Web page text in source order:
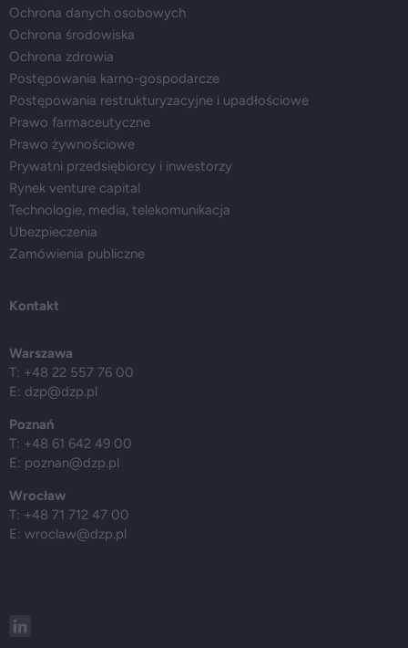
Ochrona danych osobowych
Ochrona środowiska
Ochrona zdrowia
Postępowania karno-gospodarcze
Postępowania restrukturyzacyjne i upadłościowe
Prawo farmaceutyczne
Prawo żywnościowe
Prywatni przedsiębiorcy i inwestorzy
Rynek venture capital
Technologie, media, telekomunikacja
Ubezpieczenia
Zamówienia publiczne
Kontakt
Warszawa
T: +48 22 557 76 00
E: dzp@dzp.pl
Poznań
T: +48 61 642 49 00
E: poznan@dzp.pl
Wrocław
T: +48 71 712 47 00
E: wroclaw@dzp.pl